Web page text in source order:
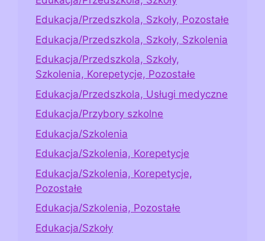
Edukacja/Przedszkola, Szkoły, Pozostałe
Edukacja/Przedszkola, Szkoły, Szkolenia
Edukacja/Przedszkola, Szkoły,
Szkolenia, Korepetycje, Pozostałe
Edukacja/Przedszkola, Usługi medyczne
Edukacja/Przybory szkolne
Edukacja/Szkolenia
Edukacja/Szkolenia, Korepetycje
Edukacja/Szkolenia, Korepetycje,
Pozostałe
Edukacja/Szkolenia, Pozostałe
Edukacja/Szkoły